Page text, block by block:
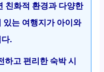
친화적 환경과 다양한
있는 여행지가 아이와
.
하고 편리한 숙박 시